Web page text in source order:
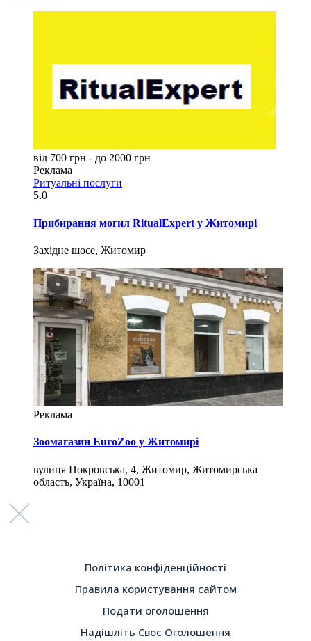
від 700 грн - до 2000 грн
Реклама
Ритуальні послуги
5.0
Прибирання могил RitualExpert у Житомирі
Західне шосе, Житомир
Реклама
Зоомагазин EuroZoo у Житомирі
вулиця Покровська, 4, Житомир, Житомирська
область, Україна, 10001
Політика конфіденційності
Правила користування сайтом
Подати оголошення
Надішліть Своє Оголошення